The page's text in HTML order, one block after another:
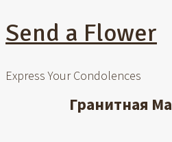
Send a Flower
Express Your Condolences
Гранитная